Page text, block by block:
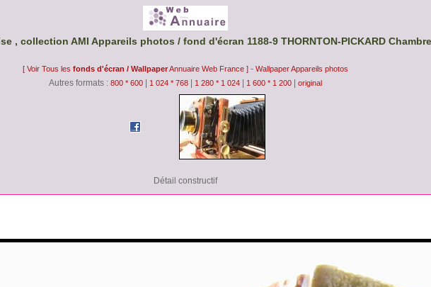
, collection AMI Appareils photos / fond d'écran 1188-9 THORNTON-PICKARD
[ Voir Tous les fonds d'écran / WallpaperAnnuaire Web France ] - Wallpaper Appareils photos
Autres formats : 800 * 600 1 024 * 768 1 280 * 1 024 1 600 * 1 200 original
Détail constructif